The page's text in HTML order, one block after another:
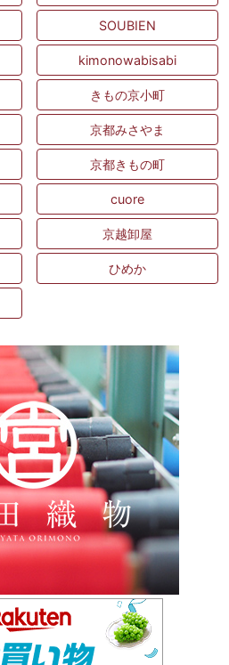
SOUBIEN
kimonowabisabi
きもの京小町
京都みさやま
京都きもの町
cuore
京越卸屋
ひめか